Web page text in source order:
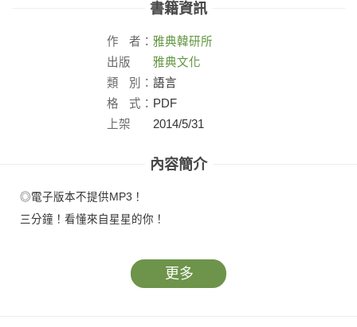
書籍資訊
作 者： 雅典韓研所
出版
社：
雅典文化
類
別： 語言
格
式： PDF
上架
2014/5/31
內容簡介
◎電子版本不提供MP3！
三分鐘！看懂來自星星的你！
更多